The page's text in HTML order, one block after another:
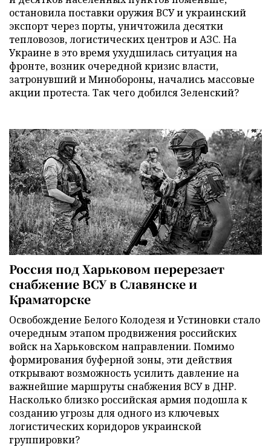
остановила поставки оружия ВСУ и украинский
экспорт через порты, уничтожила десятки
тепловозов, логистических центров и АЗС. На
Украине в это время ухудшилась ситуация на
фронте, возник очередной кризис власти,
затронувший и Минобороны, начались массовые
акции протеста. Так чего добился Зеленский?
Россия под Харьковом перерезает
снабжение ВСУ в Славянске и
Краматорске
Освобождение Белого Колодезя и Устиновки стало
очередным этапом продвижения российских
войск на Харьковском направлении. Помимо
формирования буферной зоны, эти действия
открывают возможность усилить давление на
важнейшие маршруты снабжения ВСУ в ДНР.
Насколько близко российская армия подошла к
созданию угрозы для одного из ключевых
логистических коридоров украинской
группировки?